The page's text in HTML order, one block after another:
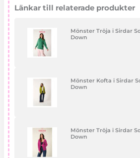
Länkar till relaterade produkter
Mönster Tröja i Sirdar
Down
Mönster Kofta i Sirdar
Down
Mönster Tröja i Sirdar
Down